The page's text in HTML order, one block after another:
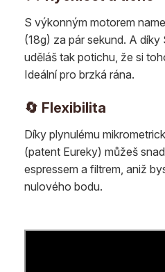
S výkonným motorem
(18g) za pár sekund. A
uděláš tak potichu, že si
Ideální pro brzká rána.
🔄 Flexibilita
Díky plynulému
(patent Eureky) můžeš
espressem a filtrem, aniž
nulového bodu.